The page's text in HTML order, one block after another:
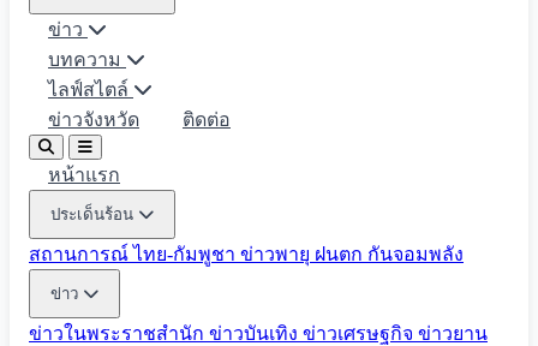
ข่าว
บทความ
ไลฟ์สไตล์
ข่าวจังหวัด
ติดต่อ
หน้าแรก
ประเด็นร้อน
สถานการณ์ ไทย-กัมพูชา ข่าวพายุ ฝนตก กันจอมพลัง
ข่าว
ข่าวในพระราชสำนัก ข่าวบันเทิง ข่าวเศรษฐกิจ ข่าวยาน